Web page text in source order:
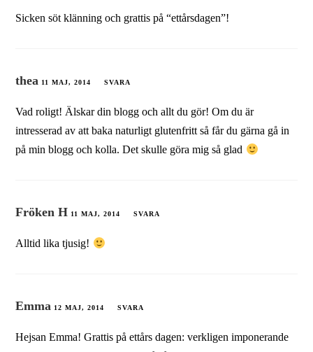
Sicken söt klänning och grattis på “ettårsdagen”!
thea 11 MAJ, 2014 SVARA
Vad roligt! Älskar din blogg och allt du gör! Om du är
intresserad av att baka naturligt glutenfritt så får du gärna gå in
på min blogg och kolla. Det skulle göra mig så glad
Fröken H 11 MAJ, 2014 SVARA
Alltid lika tjusig!
Emma 12 MAJ, 2014 SVARA
Hejsan Emma! Grattis på ettårs dagen: verkligen imponerande